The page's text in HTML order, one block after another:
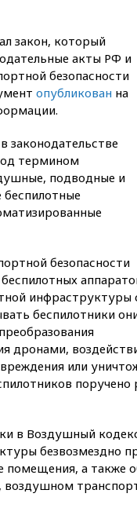
закон, который
акты РФ и
безопасности
опубликован на
законодательстве
термином
подводные и
безопасности
инфраструктуры
беспилотники
дронами,
или
в Воздушный
безвозмездно
а также